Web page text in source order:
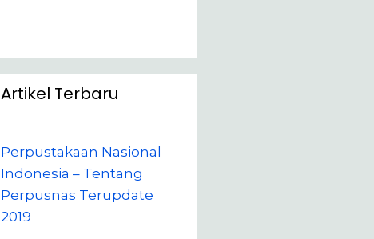
Artikel Terbaru
Perpustakaan Nasional
Indonesia – Tentang
Perpusnas Terupdate
2019